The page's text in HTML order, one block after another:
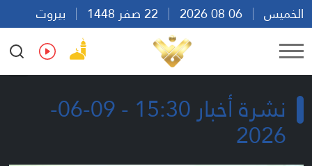
الخميس
بيروت
18:10
Ar En Fr Es
نشرة أخبار 15:30 - 09-06-
2026